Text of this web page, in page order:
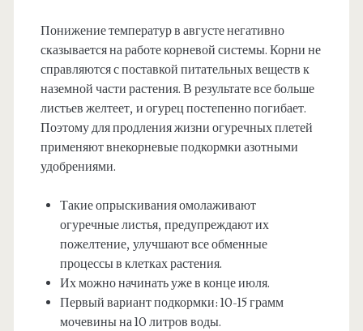
Понижение температур в августе негативно
сказывается на работе корневой системы. Корни не
справляются с поставкой питательных веществ к
наземной части растения. В результате все больше
листьев желтеет, и огурец постепенно погибает.
Поэтому для продления жизни огуречных плетей
применяют внекорневые подкормки азотными
удобрениями.
Такие опрыскивания омолаживают
огуречные листья, предупреждают их
пожелтение, улучшают все обменные
процессы в клетках растения.
Их можно начинать уже в конце июля.
Первый вариант подкормки: 10-15 грамм
мочевины на 10 литров воды.